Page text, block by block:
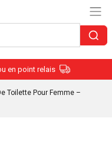
en point relais
Toilette Pour Femme –